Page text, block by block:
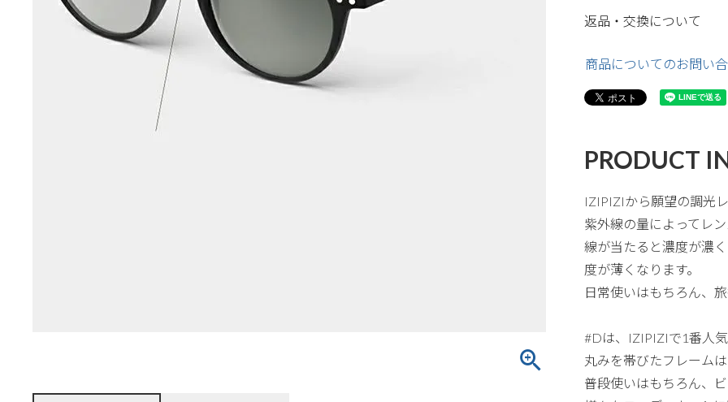
返品・交換について
商品についてのお問い
PRODUCT
IZIPIZIから願望の調光
紫外線の量によってレ
線が当たると濃度が濃
度が薄くなります。
日常使いはもちろん、
#Dは、IZIPIZIで1番人
丸みを帯びたフレーム
普段使いはもちろん、